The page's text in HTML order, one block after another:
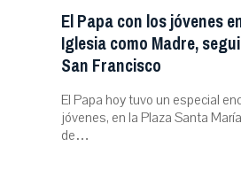
El Papa con los jóvenes
Iglesia como Madre,
San Francisco
El Papa hoy tuvo un especial
jóvenes, en la Plaza Santa
de…